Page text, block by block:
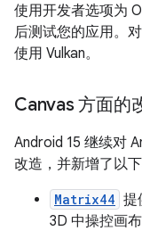
使用开发者选项为
后测试您的应用。
使用 Vulkan。
Canvas 方面的
Android 15 继续对
改造，并新增了以下
Matrix44 提
3D 中操控画